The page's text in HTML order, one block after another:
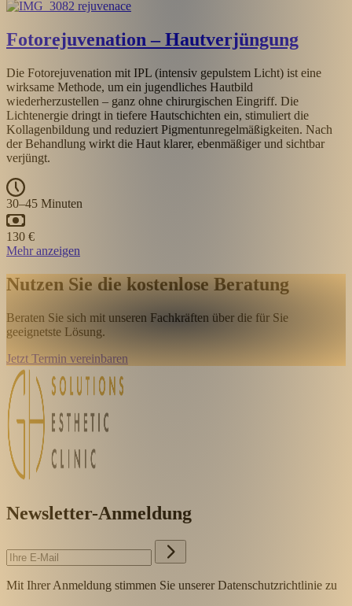
Fotorejuvenation – Hautverjüngung
Die Fotorejuvenation mit IPL (intensiv gepulstem Licht) ist eine
wirksame Methode, um ein jugendliches Hautbild
wiederherzustellen – ganz ohne chirurgischen Eingriff. Die
Lichtenergie dringt in tiefere Hautschichten ein, stimuliert die
Kollagenbildung und reduziert Pigmentunregelmäßigkeiten. Nach
der Behandlung wirkt die Haut klarer, ebenmäßiger und sichtbar
verjüngt.
30–45 Minuten
130 €
Mehr anzeigen
Nutzen Sie die kostenlose Beratung
Beraten Sie sich mit unseren Fachkräften über die für Sie
geeignetste Lösung.
Jetzt Termin vereinbaren
Newsletter-Anmeldung
Mit Ihrer Anmeldung stimmen Sie unserer Datenschutzrichtlinie zu